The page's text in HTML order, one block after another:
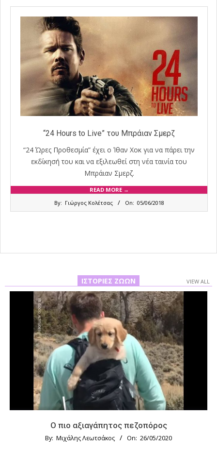
“24 Hours to Live” του Μπράιαν Σμερζ
“24 Ώρες Προθεσμία” έχει ο Ίθαν Χοκ για να πάρει την
εκδίκησή του και να εξιλεωθεί στη νέα ταινία του
Μπράιαν Σμερζ.
READ MORE →
By: Γιώργος Κολέτσας On: 05/06/2018
ΙΣΤΟΡΊΕΣ ΖΏΩΝ VIEW ALL
Ο πιο αξιαγάπητος πεζοπόρος
By: Μιχάλης Λεωτσάκος On: 26/05/2020